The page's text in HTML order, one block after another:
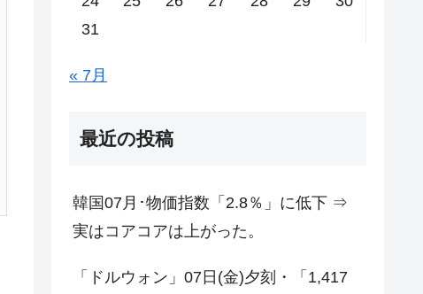
31
« 7月
最近の投稿
韓国07月･物価指数「2.8％」に低下 ⇒
実はコアコアは上がった。
「ドルウォン」07日(金)夕刻・「1,417